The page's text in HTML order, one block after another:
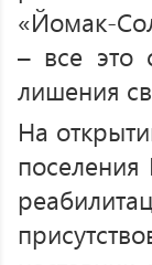
«Йомак-
– все это
лишения
На